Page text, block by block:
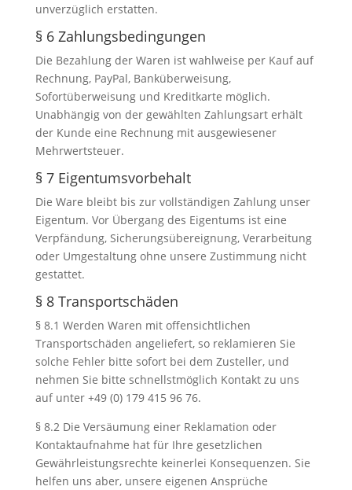
unverzüglich erstatten.
§ 6 Zahlungsbedingungen
Die Bezahlung der Waren ist wahlweise per Kauf auf
Rechnung, PayPal, Banküberweisung,
Sofortüberweisung und Kreditkarte möglich.
Unabhängig von der gewählten Zahlungsart erhält
der Kunde eine Rechnung mit ausgewiesener
Mehrwertsteuer.
§ 7 Eigentumsvorbehalt
Die Ware bleibt bis zur vollständigen Zahlung unser
Eigentum. Vor Übergang des Eigentums ist eine
Verpfändung, Sicherungsübereignung, Verarbeitung
oder Umgestaltung ohne unsere Zustimmung nicht
gestattet.
§ 8 Transportschäden
§ 8.1 Werden Waren mit offensichtlichen
Transportschäden angeliefert, so reklamieren Sie
solche Fehler bitte sofort bei dem Zusteller, und
nehmen Sie bitte schnellstmöglich Kontakt zu uns
auf unter +49 (0) 179 415 96 76.
§ 8.2 Die Versäumung einer Reklamation oder
Kontaktaufnahme hat für Ihre gesetzlichen
Gewährleistungsrechte keinerlei Konsequenzen. Sie
helfen uns aber, unsere eigenen Ansprüche